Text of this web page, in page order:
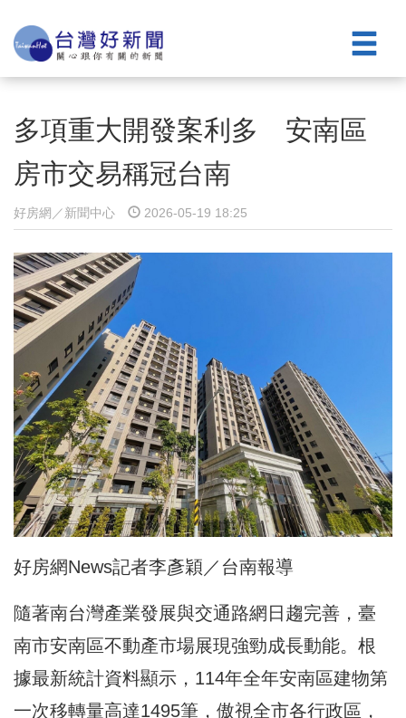
多項重大開發案利多 安南區
房市交易稱冠台南
好房網／新聞中心 2026-05-19 18:25
好房網News記者李彥穎／台南報導
隨著南台灣產業發展與交通路網日趨完善，臺
南市安南區不動產市場展現強勁成長動能。根
據最新統計資料顯示，114年全年安南區建物第
一次移轉量高達1495筆，傲視全市各行政區，